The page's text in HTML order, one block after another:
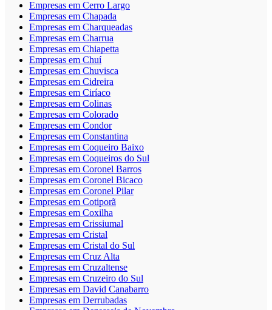
Empresas em Cerro Largo
Empresas em Chapada
Empresas em Charqueadas
Empresas em Charrua
Empresas em Chiapetta
Empresas em Chuí
Empresas em Chuvisca
Empresas em Cidreira
Empresas em Ciríaco
Empresas em Colinas
Empresas em Colorado
Empresas em Condor
Empresas em Constantina
Empresas em Coqueiro Baixo
Empresas em Coqueiros do Sul
Empresas em Coronel Barros
Empresas em Coronel Bicaco
Empresas em Coronel Pilar
Empresas em Cotiporã
Empresas em Coxilha
Empresas em Crissiumal
Empresas em Cristal
Empresas em Cristal do Sul
Empresas em Cruz Alta
Empresas em Cruzaltense
Empresas em Cruzeiro do Sul
Empresas em David Canabarro
Empresas em Derrubadas